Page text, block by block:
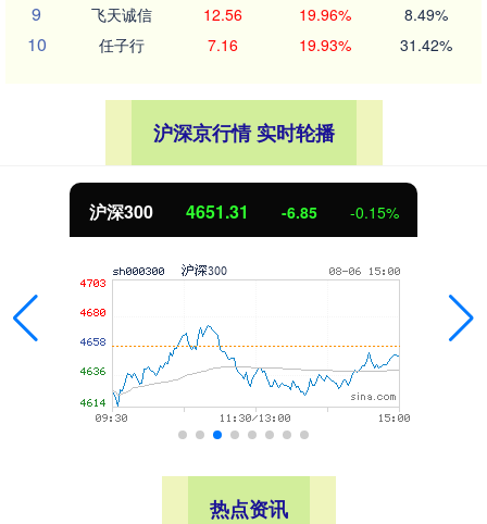
9 飞天诚信 12.56 19.96% 8.49%
10 任子行 7.16 19.93% 31.42%
沪深京行情 实时轮播
北证50 1122.88 0.30%
热点资讯